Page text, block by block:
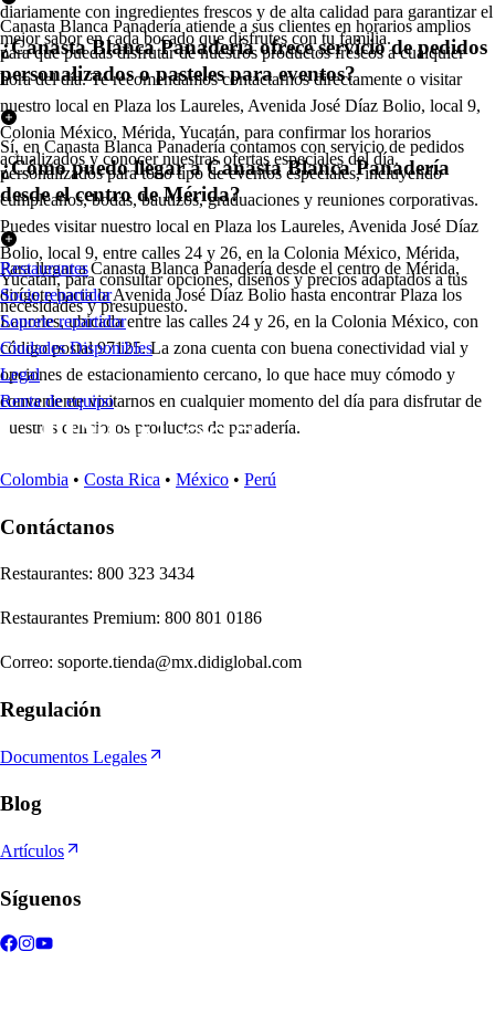
diariamente con ingredientes frescos y de alta calidad para garantizar el
mejor sabor en cada bocado que disfrutes con tu familia.
Canasta Blanca Panadería atiende a sus clientes en horarios amplios
para que puedas disfrutar de nuestros productos frescos a cualquier
hora del día. Te recomendamos contactarnos directamente o visitar
nuestro local en Plaza los Laureles, Avenida José Díaz Bolio, local 9,
Colonia México, Mérida, Yucatán, para confirmar los horarios
actualizados y conocer nuestras ofertas especiales del día.
¿Canasta Blanca Panadería ofrece servicio de pedidos
personalizados o pasteles para eventos?
Sí, en Canasta Blanca Panadería contamos con servicio de pedidos
personalizados para todo tipo de eventos especiales, incluyendo
cumpleaños, bodas, bautizos, graduaciones y reuniones corporativas.
Puedes visitar nuestro local en Plaza los Laureles, Avenida José Díaz
Bolio, local 9, entre calles 24 y 26, en la Colonia México, Mérida,
Yucatán, para consultar opciones, diseños y precios adaptados a tus
necesidades y presupuesto.
¿Cómo puedo llegar a Canasta Blanca Panadería
desde el centro de Mérida?
Para llegar a Canasta Blanca Panadería desde el centro de Mérida,
dirígete hacia la Avenida José Díaz Bolio hasta encontrar Plaza los
Laureles, ubicada entre las calles 24 y 26, en la Colonia México, con
código postal 97125. La zona cuenta con buena conectividad vial y
opciones de estacionamiento cercano, lo que hace muy cómodo y
conveniente visitarnos en cualquier momento del día para disfrutar de
nuestros deliciosos productos de panadería.
Restaurantes
Socio repartidor
Soporte repartidor
Ciudades Disponibles
Legal
Renta de equipo
Colombia • Costa Rica • México • Perú
Contáctanos
Restaurantes: 800 323 3434
Restaurantes Premium: 800 801 0186
Correo: soporte.tienda@mx.didiglobal.com
Regulación
Documentos Legales
Blog
Artículos
Síguenos